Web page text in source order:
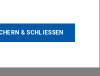
& SCHLIESSEN